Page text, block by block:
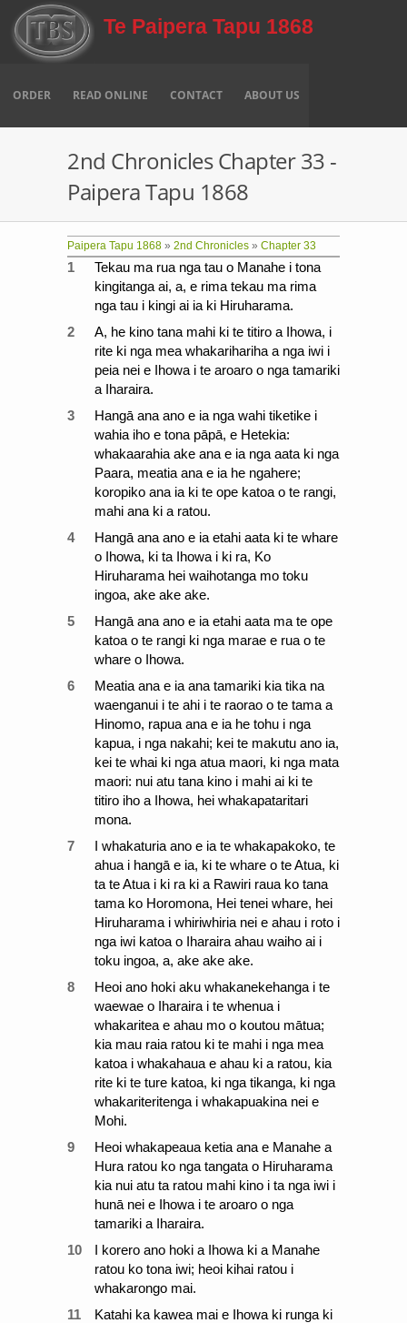
Skip to main content
Te Paipera Tapu 1868
ORDER READ ONLINE CONTACT ABOUT US
2nd Chronicles Chapter 33 -
Paipera Tapu 1868
Paipera Tapu 1868 » 2nd Chronicles » Chapter 33
1
Tekau ma rua nga tau o Manahe i tona
kingitanga ai, a, e rima tekau ma rima
nga tau i kingi ai ia ki Hiruharama.
2
A, he kino tana mahi ki te titiro a Ihowa, i
rite ki nga mea whakarihariha a nga iwi i
peia nei e Ihowa i te aroaro o nga tamariki
a Iharaira.
3
Hangā ana ano e ia nga wahi tiketike i
wahia iho e tona pāpā, e Hetekia:
whakaarahia ake ana e ia nga aata ki nga
Paara, meatia ana e ia he ngahere;
koropiko ana ia ki te ope katoa o te rangi,
mahi ana ki a ratou.
4
Hangā ana ano e ia etahi aata ki te whare
o Ihowa, ki ta Ihowa i ki ra, Ko
Hiruharama hei waihotanga mo toku
ingoa, ake ake ake.
5
Hangā ana ano e ia etahi aata ma te ope
katoa o te rangi ki nga marae e rua o te
whare o Ihowa.
6
Meatia ana e ia ana tamariki kia tika na
waenganui i te ahi i te raorao o te tama a
Hinomo, rapua ana e ia he tohu i nga
kapua, i nga nakahi; kei te makutu ano ia,
kei te whai ki nga atua maori, ki nga mata
maori: nui atu tana kino i mahi ai ki te
titiro iho a Ihowa, hei whakapataritari
mona.
7
I whakaturia ano e ia te whakapakoko, te
ahua i hangā e ia, ki te whare o te Atua, ki
ta te Atua i ki ra ki a Rawiri raua ko tana
tama ko Horomona, Hei tenei whare, hei
Hiruharama i whiriwhiria nei e ahau i roto i
nga iwi katoa o Iharaira ahau waiho ai i
toku ingoa, a, ake ake ake.
8
Heoi ano hoki aku whakanekehanga i te
waewae o Iharaira i te whenua i
whakaritea e ahau mo o koutou mātua;
kia mau raia ratou ki te mahi i nga mea
katoa i whakahaua e ahau ki a ratou, kia
rite ki te ture katoa, ki nga tikanga, ki nga
whakariteritenga i whakapuakina nei e
Mohi.
9
Heoi whakapeaua ketia ana e Manahe a
Hura ratou ko nga tangata o Hiruharama
kia nui atu ta ratou mahi kino i ta nga iwi i
hunā nei e Ihowa i te aroaro o nga
tamariki a Iharaira.
10
I korero ano hoki a Ihowa ki a Manahe
ratou ko tona iwi; heoi kihai ratou i
whakarongo mai.
11
Katahi ka kawea mai e Ihowa ki runga ki